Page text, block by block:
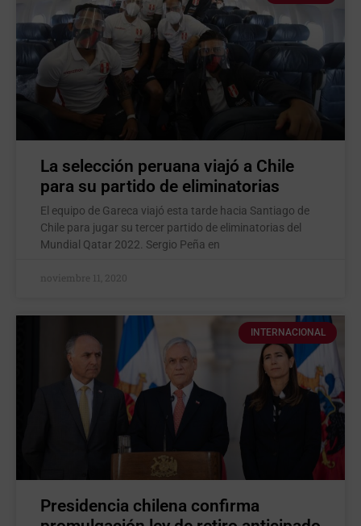
La selección peruana viajó a Chile
para su partido de eliminatorias
El equipo de Gareca viajó esta tarde hacia Santiago de
Chile para jugar su tercer partido de eliminatorias del
Mundial Qatar 2022. Sergio Peña en
noviembre 11, 2020
INTERNACIONAL
Presidencia chilena confirma